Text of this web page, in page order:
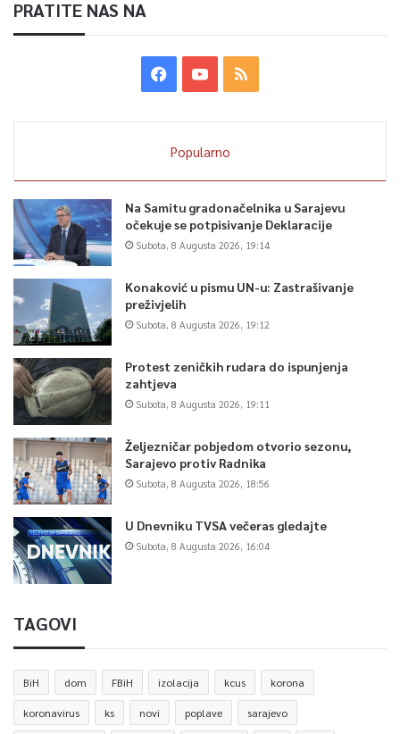
PRATITE NAS NA
Popularno
Na Samitu gradonačelnika u Sarajevu
očekuje se potpisivanje Deklaracije
Subota, 8 Augusta 2026, 19:14
Konaković u pismu UN-u: Zastrašivanje
preživjelih
Subota, 8 Augusta 2026, 19:12
Protest zeničkih rudara do ispunjenja
zahtjeva
Subota, 8 Augusta 2026, 19:11
Željezničar pobjedom otvorio sezonu,
Sarajevo protiv Radnika
Subota, 8 Augusta 2026, 18:56
U Dnevniku TVSA večeras gledajte
Subota, 8 Augusta 2026, 16:04
TAGOVI
BiH dom FBiH izolacija kcus korona
koronavirus ks novi poplave sarajevo